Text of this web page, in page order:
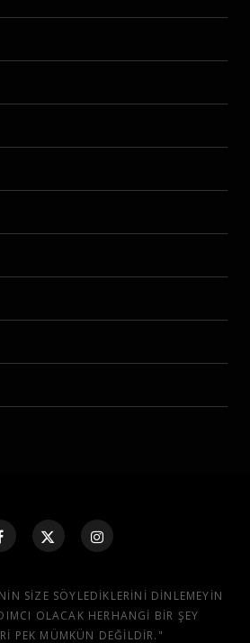
SIZE SÖYLEDIKLERINI DINLEMEYIN
OLACAK HERHANGI BIR ŞEY
PEK MÜMKÜN DEĞILDIR."